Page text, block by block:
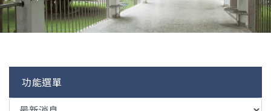
功能選單